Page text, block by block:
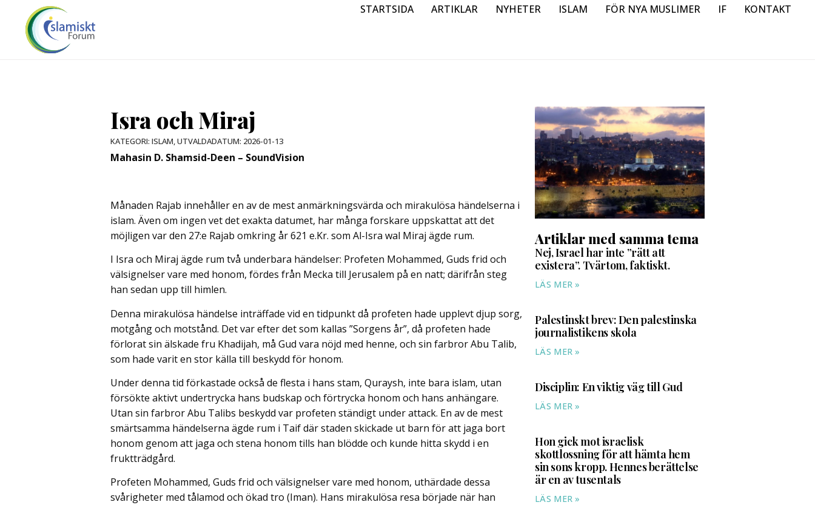
STARTSIDA ARTIKLAR NYHETER ISLAM FÖR NYA MUSLIMER IF KONTAKT
Isra och Miraj
KATEGORI: ISLAM,UTVALDADATUM: 2026-01-13
Mahasin D. Shamsid-Deen – SoundVision
Månaden Rajab innehåller en av de mest anmärkningsvärda och mirakulösa händelserna i
islam. Även om ingen vet det exakta datumet, har många forskare uppskattat att det
möjligen var den 27:e Rajab omkring år 621 e.Kr. som Al-Isra wal Miraj ägde rum.
I Isra och Miraj ägde rum två underbara händelser: Profeten Mohammed, Guds frid och
välsignelser vare med honom, fördes från Mecka till Jerusalem på en natt; därifrån steg
han sedan upp till himlen.
Denna mirakulösa händelse inträffade vid en tidpunkt då profeten hade upplevt djup sorg,
motgång och motstånd. Det var efter det som kallas ”Sorgens år”, då profeten hade
förlorat sin älskade fru Khadijah, må Gud vara nöjd med henne, och sin farbror Abu Talib,
som hade varit en stor källa till beskydd för honom.
Under denna tid förkastade också de flesta i hans stam, Quraysh, inte bara islam, utan
försökte aktivt undertrycka hans budskap och förtrycka honom och hans anhängare.
Utan sin farbror Abu Talibs beskydd var profeten ständigt under attack. En av de mest
smärtsamma händelserna ägde rum i Taif där staden skickade ut barn för att jaga bort
honom genom att jaga och stena honom tills han blödde och kunde hitta skydd i en
fruktträdgård.
Profeten Mohammed, Guds frid och välsignelser vare med honom, uthärdade dessa
svårigheter med tålamod och ökad tro (Iman). Hans mirakulösa resa började när han
Artiklar med samma tema
Nej, Israel har inte ”rätt att
existera”. Tvärtom, faktiskt.
LÄS MER »
Palestinskt brev: Den palestinska
journalistikens skola
LÄS MER »
Disciplin: En viktig väg till Gud
LÄS MER »
Hon gick mot israelisk
skottlossning för att hämta hem
sin sons kropp. Hennes berättelse
är en av tusentals
LÄS MER »